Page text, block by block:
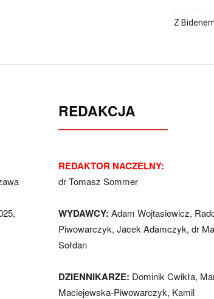
Z
REDAKCJA
REDAKTOR NACZELNY:
dr Tomasz Sommer
WYDAWCY: Adam Wojtasiewicz,
Piwowarczyk, Jacek Adamczyk, dr
Sołdan
DZIENNIKARZE: Dominik Cwikła,
Maciejewska-Piwowarczyk, Kamil